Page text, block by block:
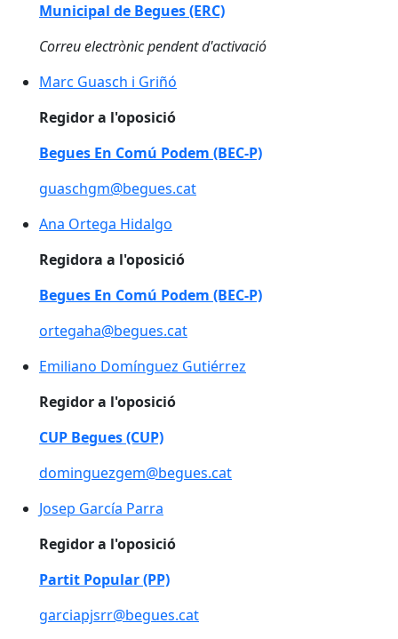
Municipal de Begues (ERC)
Correu electrònic pendent d'activació
Marc Guasch i Griñó
Marc Guasch i Griñó
Regidor a l'oposició
Begues En Comú Podem (BEC-P)
guaschgm@begues.cat
Ana Ortega Hidalgo
Ana Ortega Hidalgo
Regidora a l'oposició
Begues En Comú Podem (BEC-P)
ortegaha@begues.cat
Emiliano Domínguez Gutiérrez
Emiliano Domínguez Gutiérrez
Regidor a l'oposició
CUP Begues (CUP)
dominguezgem@begues.cat
Josep García Parra
Josep García Parra
Regidor a l'oposició
Partit Popular (PP)
garciapjsrr@begues.cat